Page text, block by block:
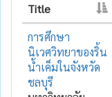
Title
การศึกษา
นิเวศวิทยาของริ้น
น้ำเค็มในจังหวัด
ชลบุรี